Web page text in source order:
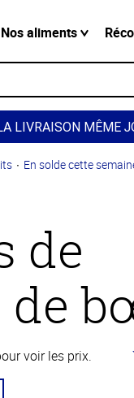
Nos aliments
LIVRAISON MÊME
En solde cette
de
de
voir les prix.